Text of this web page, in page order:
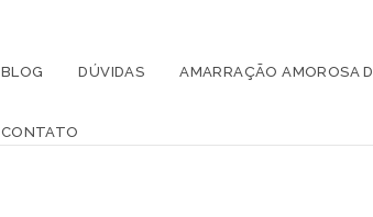
BLOG DÚVIDAS AMARRAÇÃO AMOROSA
CONTATO